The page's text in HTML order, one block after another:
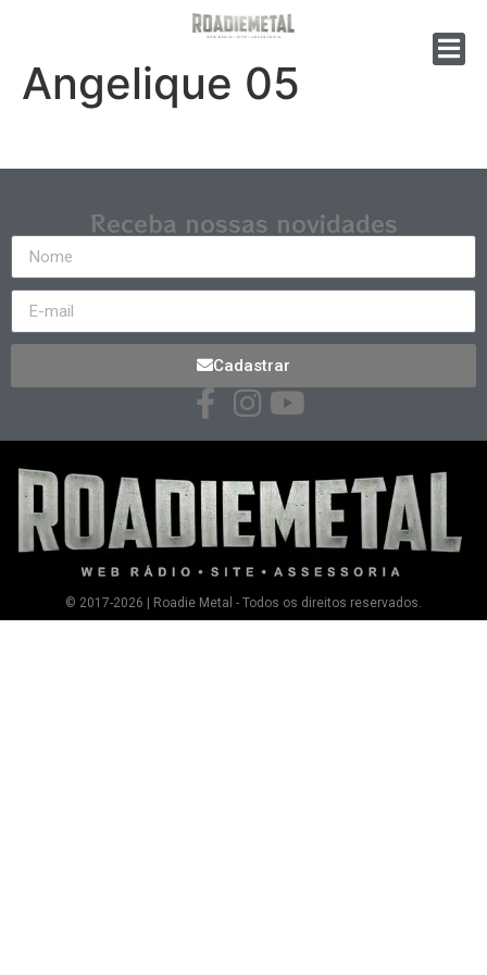
Angelique 05
Receba nossas novidades
Cadastrar
© 2017-2026 | Roadie Metal - Todos os direitos reservados.